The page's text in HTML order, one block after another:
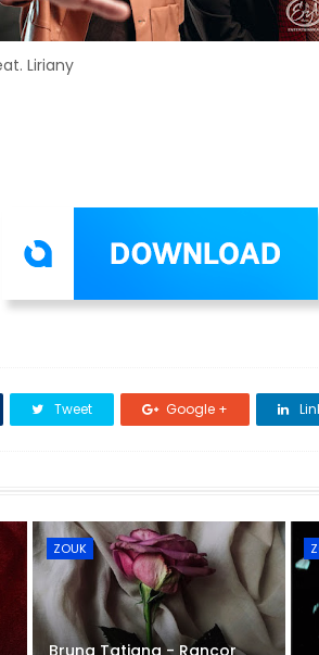
Liriany
Tweet Google +
ZOUK
Bruna Tatiana - Rancor